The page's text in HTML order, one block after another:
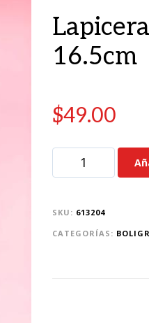
16.5cm
$49.00
SKU: 613204
CATEGORÍAS: